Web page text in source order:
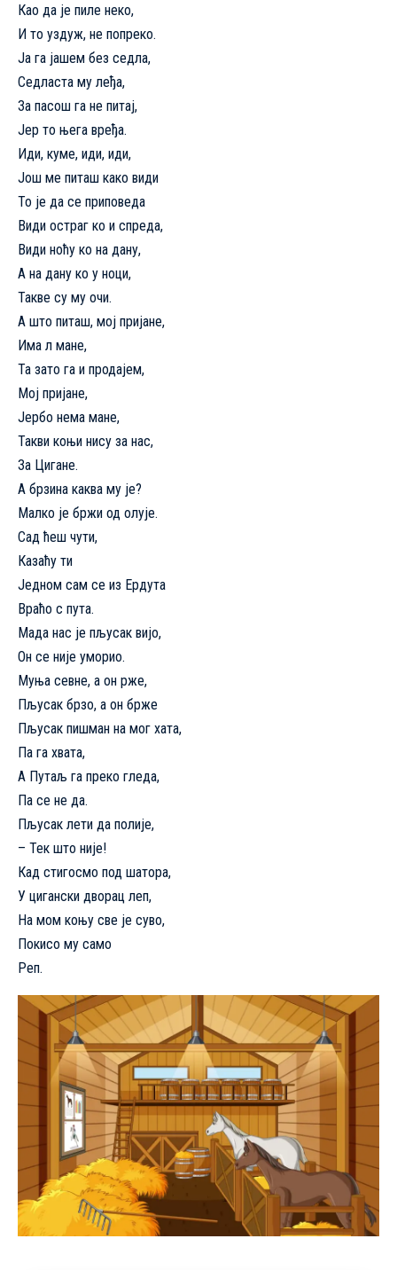
Као да је пиле неко,
И то уздуж, не попреко.
Ја га јашем без седла,
Седласта му леђа,
За пасош га не питај,
Јер то њега вређа.
Иди, куме, иди, иди,
Још ме питаш како види
То је да се приповеда
Види остраг ко и спреда,
Види ноћу ко на дану,
А на дану ко у ноци,
Такве су му очи.
А што питаш, мој пријане,
Има л мане,
Та зато га и продајем,
Мој пријане,
Јербо нема мане,
Такви коњи нису за нас,
За Цигане.
А брзина каква му је?
Малко је бржи од олује.
Сад ћеш чути,
Казаћу ти
Једном сам се из Ердута
Враћо с пута.
Мада нас је пљусак вијо,
Он се није уморио.
Муња севне, а он рже,
Пљусак брзо, а он брже
Пљусак пишман на мог хата,
Па га хвата,
А Путаљ га преко гледа,
Па се не да.
Пљусак лети да полије,
– Тек што није!
Кад стигосмо под шатора,
У цигански дворац леп,
На мом коњу све је суво,
Покисо му само
Реп.